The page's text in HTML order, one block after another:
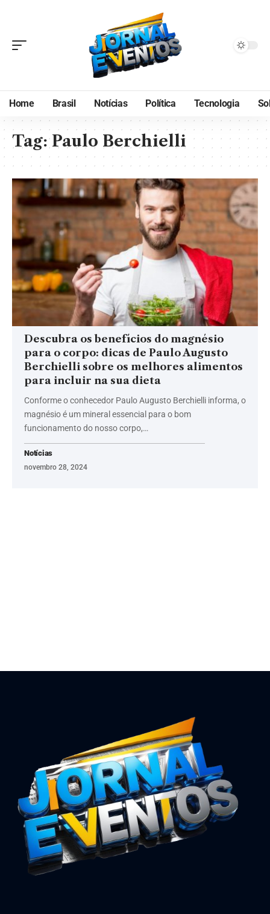
Home Brasil Notícias Política Tecnologia
Tag:Paulo Berchielli
Descubra os benefícios do magnésio
para o corpo: dicas de Paulo Augusto
Berchielli sobre os melhores alimentos
para incluir na sua dieta
Conforme o conhecedor Paulo Augusto Berchielli informa, o
magnésio é um mineral essencial para o bom
funcionamento do nosso corpo,…
Notícias
novembro 28, 2024